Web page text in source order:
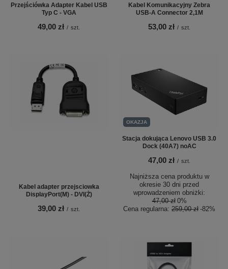
Przejściówka Adapter Kabel USB
Typ C - VGA
49,00 zł / szt.
Kabel Komunikacyjny Zebra
USB-A Connector 2,1M
53,00 zł / szt.
Kabel adapter przejsciowka
DisplayPort(M) - DVI(Ż)
39,00 zł / szt.
OKAZJA
Stacja dokująca Lenovo USB 3.0
Dock (40A7) noAC
47,00 zł / szt.
Najniższa cena produktu w
okresie 30 dni przed
wprowadzeniem obniżki:
47,00 zł 0%
Cena regularna: 259,00 zł -82%